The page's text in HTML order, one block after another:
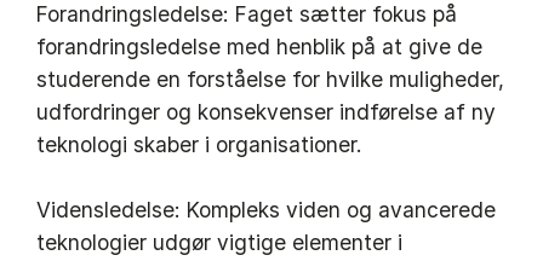
Forandringsledelse: Faget sætter fokus på
forandringsledelse med henblik på at give de
studerende en forståelse for hvilke muligheder,
udfordringer og konsekvenser indførelse af ny
teknologi skaber i organisationer.
Vidensledelse: Kompleks viden og avancerede
teknologier udgør vigtige elementer i